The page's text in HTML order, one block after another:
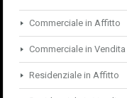
Commerciale in Affitto
Commerciale in Vendita
Residenziale in Affitto